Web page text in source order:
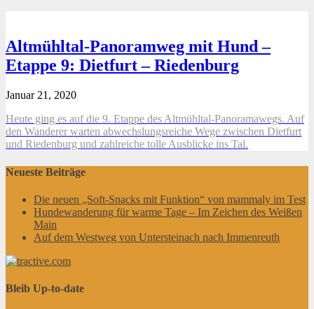
Altmühltal-Panoramweg mit Hund –
Etappe 9: Dietfurt – Riedenburg
Januar 21, 2020
Heute ging es auf die 9. Etappe des Altmühltal-Panoramawegs. Auf
den Wanderer warten abwechslungsreiche Wege zwischen Dietfurt
und Riedenburg und zahlreiche tolle Ausblicke ins Tal.
Neueste Beiträge
Die neuen „Soft-Snacks mit Funktion“ von mammaly im Test
Hundewanderung für warme Tage – Im Zeichen des Weißen
Main
Auf dem Westweg von Untersteinach nach Immenreuth
Bleib Up-to-date